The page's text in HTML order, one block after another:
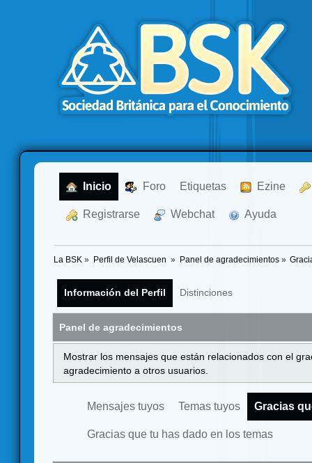
Inicio Foro Etiquetas Ezine
Registrarse Webchat Ayuda
La BSK » Perfil de Velascuen » Panel de agradecimientos»
Información del Perfil Distinciones
Panel de agradecimientos
Mostrar los mensajes que están relacionados con el
agradecimiento a otros usuarios.
Mensajes tuyos Temas tuyos Gracias
Gracias que tu has dado en los temas